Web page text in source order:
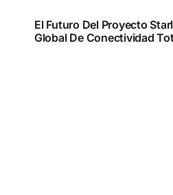
El Futuro Del Proyecto
Global De Conectividad